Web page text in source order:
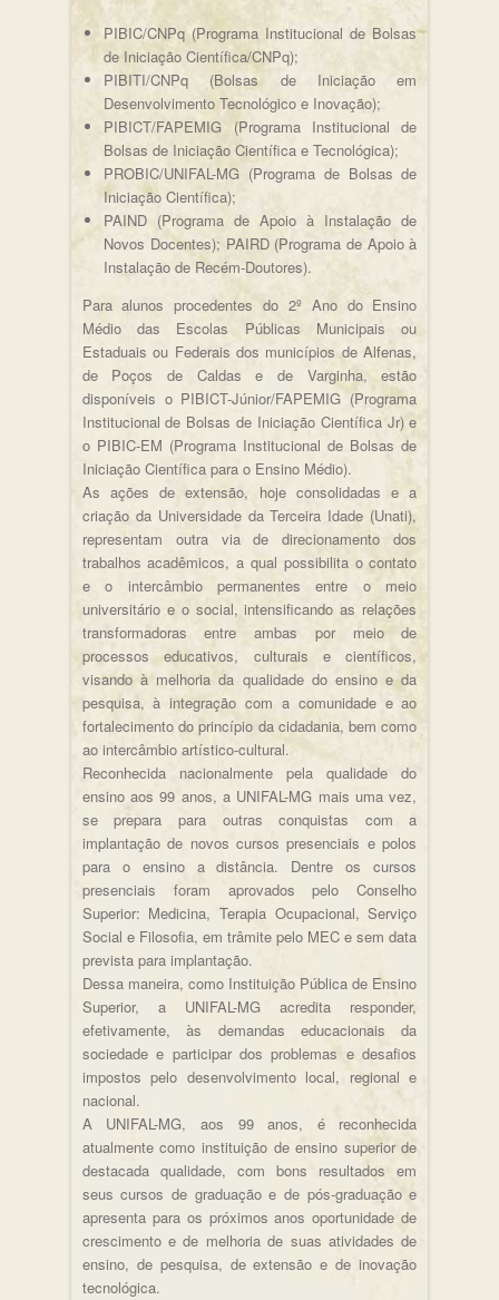
PIBIC/CNPq (Programa Institucional de Bolsas
de Iniciação Científica/CNPq);
PIBITI/CNPq (Bolsas de Iniciação em
Desenvolvimento Tecnológico e Inovação);
PIBICT/FAPEMIG (Programa Institucional de
Bolsas de Iniciação Científica e Tecnológica);
PROBIC/UNIFAL-MG (Programa de Bolsas de
Iniciação Científica);
PAIND (Programa de Apoio à Instalação de
Novos Docentes); PAIRD (Programa de Apoio à
Instalação de Recém-Doutores).
Para alunos procedentes do 2º Ano do Ensino
Médio das Escolas Públicas Municipais ou
Estaduais ou Federais dos municípios de Alfenas,
de Poços de Caldas e de Varginha, estão
disponíveis o PIBICT-Júnior/FAPEMIG (Programa
Institucional de Bolsas de Iniciação Científica Jr) e
o PIBIC-EM (Programa Institucional de Bolsas de
Iniciação Científica para o Ensino Médio).
As ações de extensão, hoje consolidadas e a
criação da Universidade da Terceira Idade (Unati),
representam outra via de direcionamento dos
trabalhos acadêmicos, a qual possibilita o contato
e o intercâmbio permanentes entre o meio
universitário e o social, intensificando as relações
transformadoras entre ambas por meio de
processos educativos, culturais e científicos,
visando à melhoria da qualidade do ensino e da
pesquisa, à integração com a comunidade e ao
fortalecimento do princípio da cidadania, bem como
ao intercâmbio artístico-cultural.
Reconhecida nacionalmente pela qualidade do
ensino aos 99 anos, a UNIFAL-MG mais uma vez,
se prepara para outras conquistas com a
implantação de novos cursos presenciais e polos
para o ensino a distância. Dentre os cursos
presenciais foram aprovados pelo Conselho
Superior: Medicina, Terapia Ocupacional, Serviço
Social e Filosofia, em trâmite pelo MEC e sem data
prevista para implantação.
Dessa maneira, como Instituição Pública de Ensino
Superior, a UNIFAL-MG acredita responder,
efetivamente, às demandas educacionais da
sociedade e participar dos problemas e desafios
impostos pelo desenvolvimento local, regional e
nacional.
A UNIFAL-MG, aos 99 anos, é reconhecida
atualmente como instituição de ensino superior de
destacada qualidade, com bons resultados em
seus cursos de graduação e de pós-graduação e
apresenta para os próximos anos oportunidade de
crescimento e de melhoria de suas atividades de
ensino, de pesquisa, de extensão e de inovação
tecnológica.